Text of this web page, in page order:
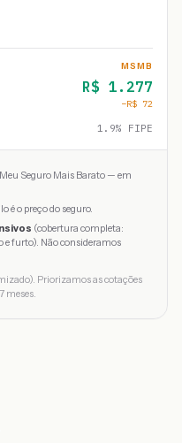
MSMB
R$ 1.277
−R$ 72
1.9% FIPE
Seguro Mais Barato — em
é o preço do seguro.
(cobertura completa:
e furto). Não consideramos
Priorizamos as cotações
meses.